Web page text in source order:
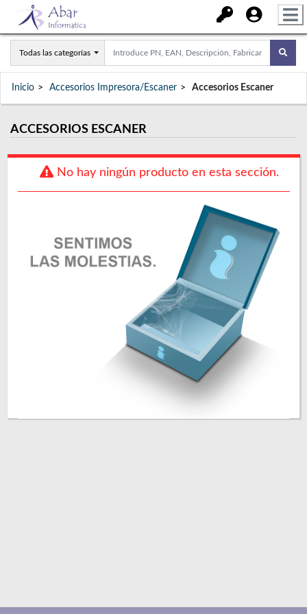
Todas las categorías
Inicio Accesorios Impresora/Escaner Accesorios Escaner
ACCESORIOS ESCANER
No hay ningún producto en esta sección.